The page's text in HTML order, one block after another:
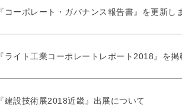
『コーポレート・ガバナンス報告書』を更新し
『ライト工業コーポレートレポート2018』を
『建設技術展2018近畿』出展について